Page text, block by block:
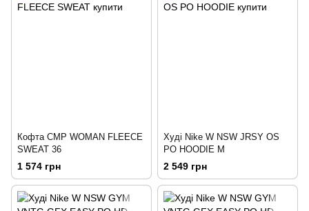
Кофта CMP WOMAN FLEECE
SWEAT 36
1 574 грн
Худі Nike W NSW JRSY OS
PO HOODIE M
2 549 грн